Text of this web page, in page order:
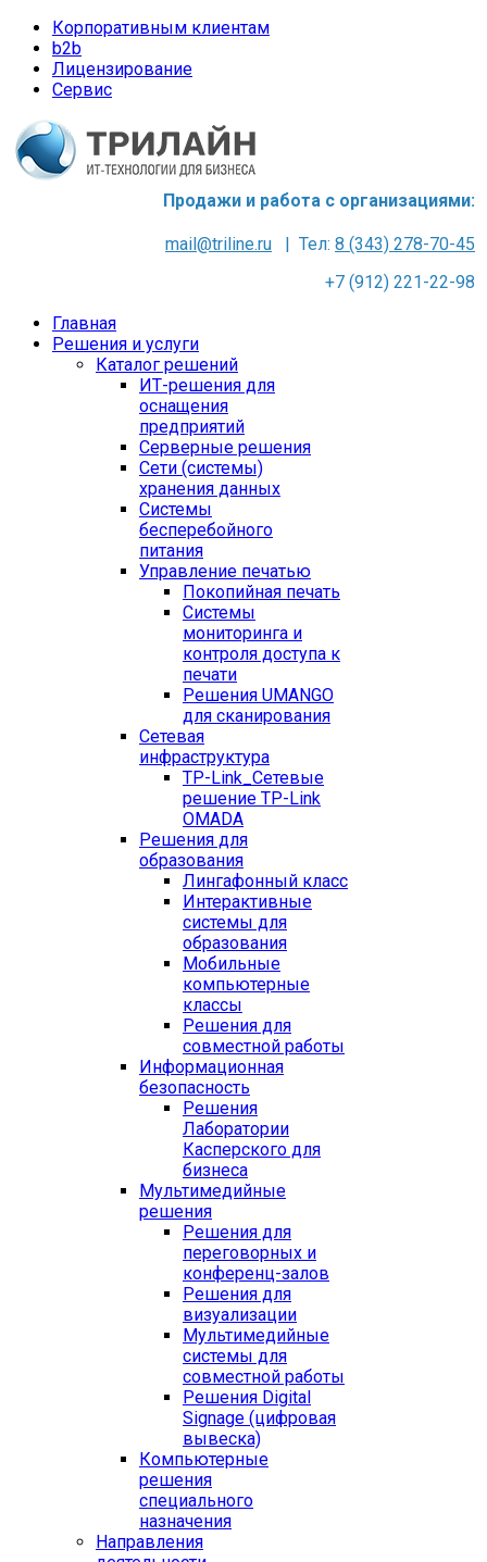
Корпоративным клиентам
b2b
Лицензирование
Сервис
Продажи и работа с организациями:
mail@triline.ru | Тел: 8 (343) 278-70-45
+7 (912) 221-22-98
Главная
Решения и услуги
Каталог решений
ИТ-решения для
оснащения
предприятий
Серверные решения
Сети (системы)
хранения данных
Системы
бесперебойного
питания
Управление печатью
Покопийная печать
Системы
мониторинга и
контроля доступа к
печати
Решения UMANGO
для сканирования
Сетевая
инфраструктура
TP-Link_ Сетевые
решение TP-Link
OMADA
Решения для
образования
Лингафонный класс
Интерактивные
системы для
образования
Мобильные
компьютерные
классы
Решения для
совместной работы
Информационная
безопасность
Решения
Лаборатории
Касперского для
бизнеса
Мультимедийные
решения
Решения для
переговорных и
конференц-залов
Решения для
визуализации
Мультимедийные
системы для
совместной работы
Решения Digital
Signage (цифровая
вывеска)
Компьютерные
решения
специального
назначения
Направления